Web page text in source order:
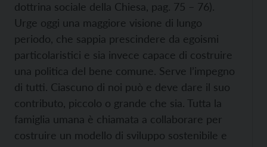
dottrina sociale della Chiesa, pag. 75 – 76).
Urge oggi una maggiore visione di lungo
periodo, che sappia prescindere da egoismi
particolaristici e sia invece capace di costruire
una politica del bene comune. Serve l’impegno
di tutti. Ciascuno di noi può e deve dare il suo
contributo, piccolo o grande che sia. Tutta la
famiglia umana è chiamata a collaborare per
costruire un modello di sviluppo sostenibile e